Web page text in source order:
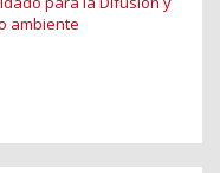
ambiente